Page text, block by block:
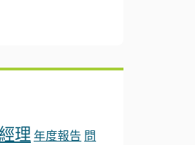
理 年度報告 問